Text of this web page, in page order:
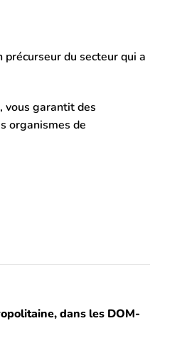
du secteur qui a
vous garantit des
organismes de
dans les DOM-